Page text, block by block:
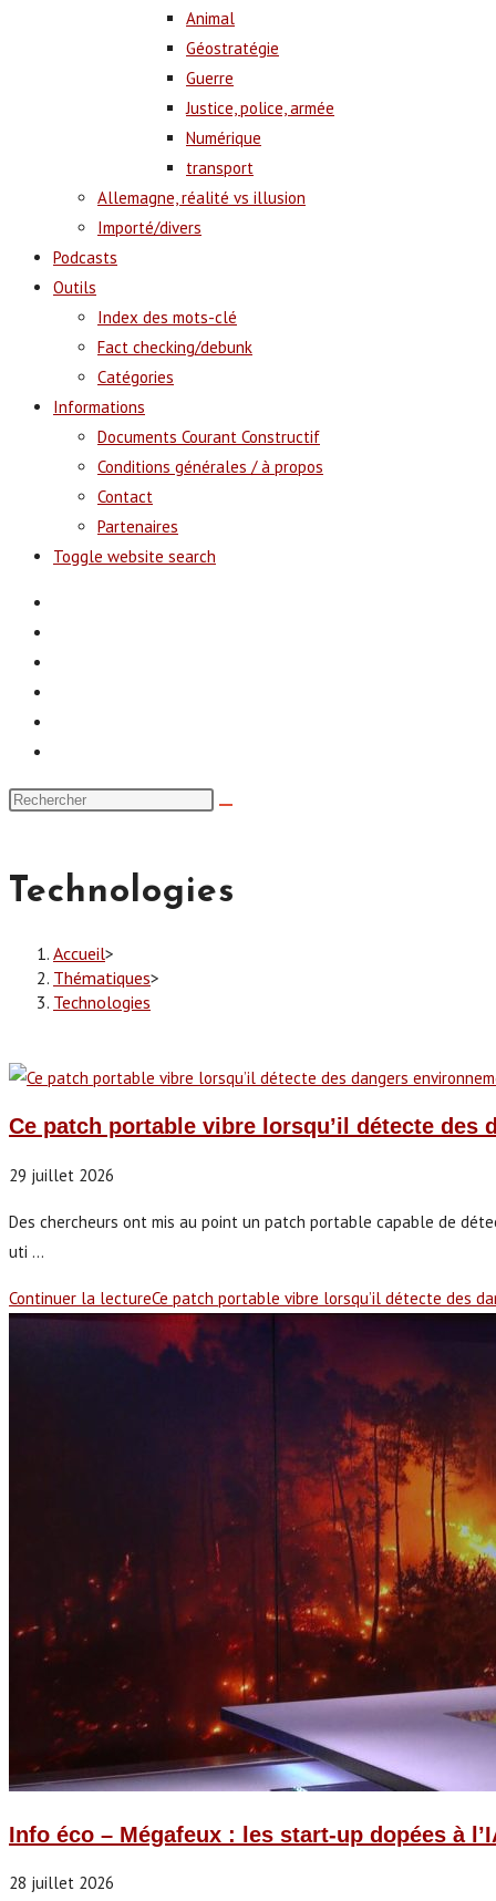
Animal
Géostratégie
Guerre
Justice, police, armée
Numérique
transport
Allemagne, réalité vs illusion
Importé/divers
Podcasts
Outils
Index des mots-clé
Fact checking/debunk
Catégories
Informations
Documents Courant Constructif
Conditions générales / à propos
Contact
Partenaires
Toggle website search
Technologies
Accueil>
Thématiques>
Technologies
Ce patch portable vibre lorsqu’il détecte des
29 juillet 2026
Des chercheurs ont mis au point un patch portable capable de
uti ...
Continuer la lectureCe patch portable vibre lorsqu’il détecte des
Info éco – Mégafeux : les start-up dopées à
28 juillet 2026